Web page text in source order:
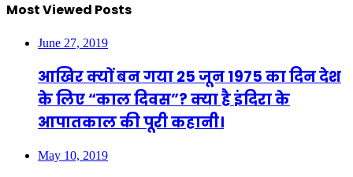
Most Viewed Posts
June 27, 2019
आखिर क्यों बन गया 25 जून 1975 का दिन देश
के लिए “काल दिवस”? क्या है इंदिरा के
आपातकाल की पूरी कहानी।
May 10, 2019